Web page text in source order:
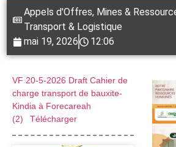
Appels d'Offres, Mines &
Transport & Logistique
mai 19, 2026
12:06
VF 20-5-2026 Draft Cahier de
charge transport de bauxite-
Kindia à Forecareah
(2)
Télécharger